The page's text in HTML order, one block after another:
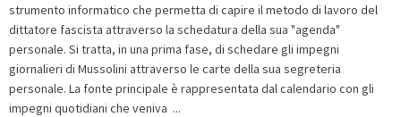
strumento informatico che permetta di capire il metodo di lavoro del
dittatore fascista attraverso la schedatura della sua "agenda"
personale. Si tratta, in una prima fase, di schedare gli impegni
giornalieri di Mussolini attraverso le carte della sua segreteria
personale. La fonte principale è rappresentata dal calendario con gli
impegni quotidiani che veniva ...